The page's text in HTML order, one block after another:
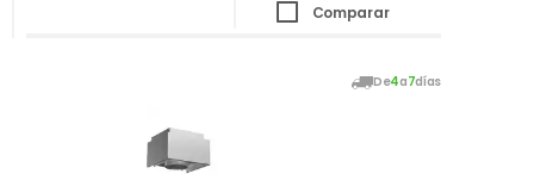
Comparar
De4a7días